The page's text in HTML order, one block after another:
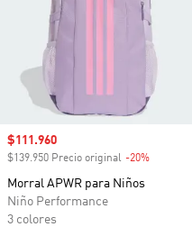
Precio de venta
$111.960
$139.950 Precio original -20%
Morral APWR para Niños
Niño Performance
3 colores